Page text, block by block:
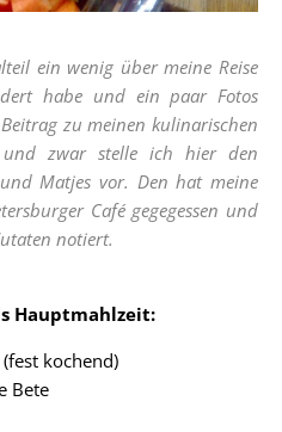
ein wenig über meine Reise
habe und ein paar Fotos
zu meinen kulinarischen
zwar stelle ich hier den
Matjes vor. Den hat meine
Café gegegessen und
notiert.
Hauptmahlzeit:
kochend)
Bete